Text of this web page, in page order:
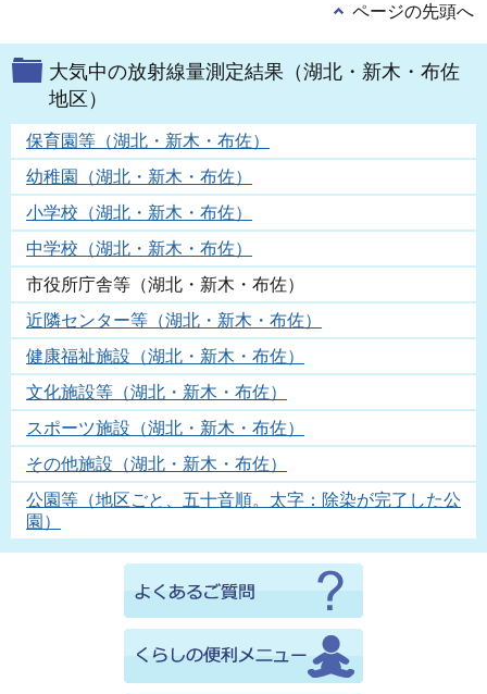
ページの先頭へ
大気中の放射線量測定結果（湖北・新木・布佐
地区）
保育園等（湖北・新木・布佐）
幼稚園（湖北・新木・布佐）
小学校（湖北・新木・布佐）
中学校（湖北・新木・布佐）
市役所庁舎等（湖北・新木・布佐）
近隣センター等（湖北・新木・布佐）
健康福祉施設（湖北・新木・布佐）
文化施設等（湖北・新木・布佐）
スポーツ施設（湖北・新木・布佐）
その他施設（湖北・新木・布佐）
公園等（地区ごと、五十音順。太字：除染が完了した公
園）